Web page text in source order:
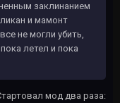
заклинанием
и мамонт
не могли убить,
летел и пока
мод два раза: